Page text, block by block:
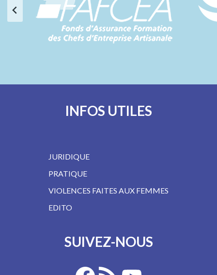
INFOS UTILES
JURIDIQUE
PRATIQUE
VIOLENCES FAITES AUX FEMMES
EDITO
SUIVEZ-NOUS